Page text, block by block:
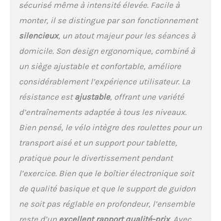
chaque coup de pédale est
fluide et silencieux.
Entraînez-vous à tout
moment, sans déranger
votre entourage, que vous
salon ou sur le balcon.
Contrairement aux vélos à
vélos magnétiques ne
nécessitent aucun
plaquettes de frein, offrant
une durabilité
d'une expérience de
cyclisme ininterrompue et
années à venir! 𝐔𝐍 𝐕É𝐋𝐎
𝐃'𝐀𝐏𝐏𝐀𝐑𝐓𝐄𝐌𝐄𝐍𝐓 𝐏𝐋𝐔𝐒
𝐄𝐅𝐅𝐈𝐂𝐀𝐂𝐄: Obtenez des
sécurisé même à intensité élevée. Facile à
monter, il se distingue par son fonctionnement
silencieux, un atout majeur pour les séances à
domicile. Son design ergonomique, combiné à
un siège ajustable et confortable, améliore
considérablement l’expérience utilisateur. La
résistance estajustable, offrant une variété
d’entraînements adaptée à tous les niveaux.
Bien pensé, le vélo intègre des roulettes pour un
transport aisé et un support pour tablette,
pratique pour le divertissement pendant
l’exercice. Bien que le boîtier électronique soit
de qualité basique et que le support de guidon
ne soit pas réglable en profondeur, l’ensemble
reste d’un excellent rapport qualité-prix. Avec